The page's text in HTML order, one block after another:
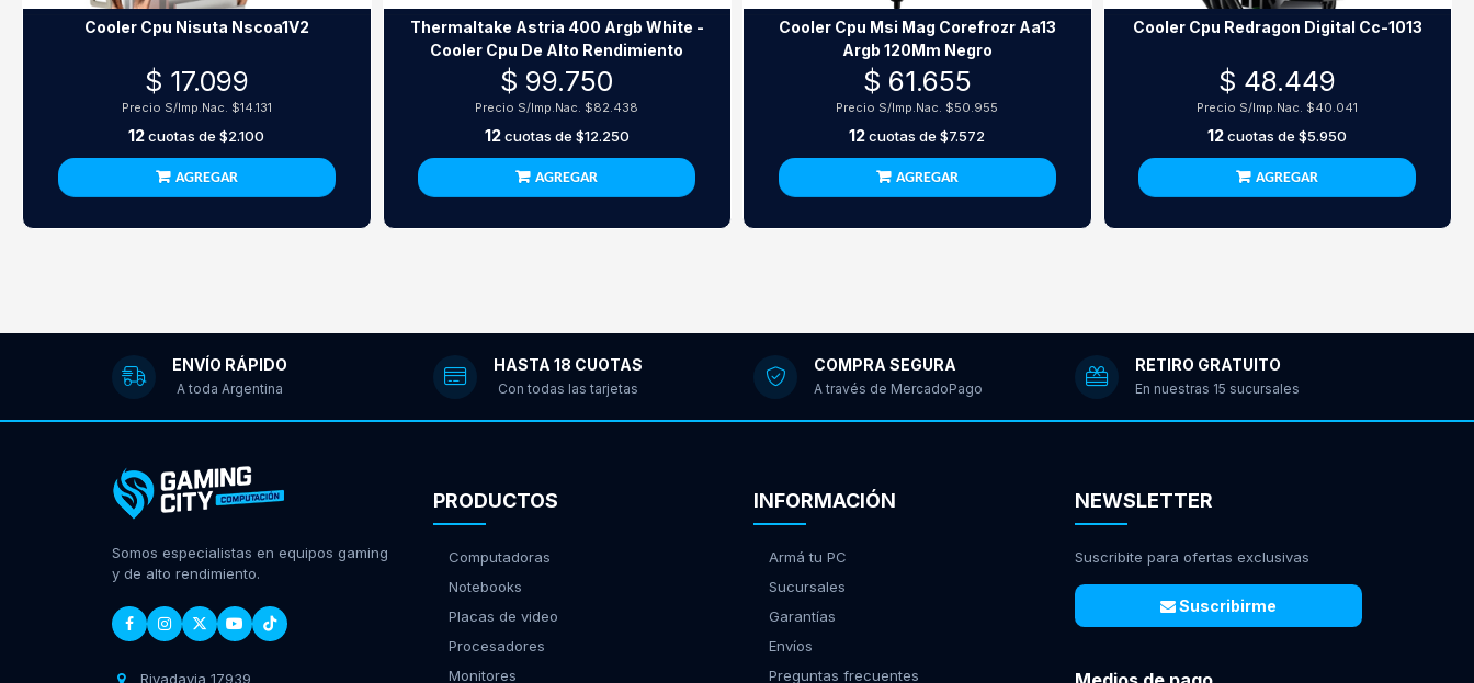
Cooler Cpu Nisuta Nscoa1V2
$ 17.099
Precio S/Imp.Nac. $14.131
12cuotas de$2.100
AGREGAR
Thermaltake Astria 400 Argb White -
Cooler Cpu De Alto Rendimiento
$ 99.750
Precio S/Imp.Nac. $82.438
12cuotas de $12.250
AGREGAR
Cooler Cpu Msi Mag Corefrozr Aa13
Argb 120Mm Negro
$ 61.655
Precio S/Imp.Nac. $50.955
12cuotas de$7.572
AGREGAR
Cooler Cpu Redragon Digital Cc-1013
$ 48.449
Precio S/Imp.Nac. $40.041
12cuotas de$5.950
AGREGAR
ENVÍO RÁPIDO
A toda Argentina
HASTA 18 CUOTAS
Con todas las tarjetas
COMPRA SEGURA
A través de MercadoPago
RETIRO GRATUITO
En nuestras 15 sucursales
Somos especialistas en equipos gaming
y de alto rendimiento.
Rivadavia 17939
PRODUCTOS
Computadoras
Notebooks
Placas de video
Procesadores
Monitores
INFORMACIÓN
Armá tu PC
Sucursales
Garantías
Envíos
Preguntas frecuentes
NEWSLETTER
Suscribite para ofertas exclusivas
Suscribirme